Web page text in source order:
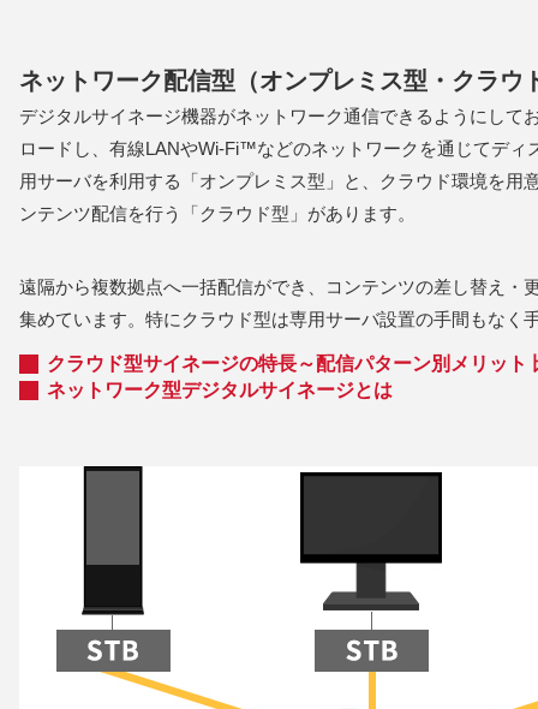
ネットワーク配信型（オンプレミス型・クラウ
デジタルサイネージ機器がネットワーク通信できるようにして
ロードし、有線LANやWi-Fi™などのネットワークを通じてディ
用サーバを利用する「オンプレミス型」と、クラウド環境を用
ンテンツ配信を行う「クラウド型」があります。
遠隔から複数拠点へ一括配信ができ、コンテンツの差し替え・
集めています。特にクラウド型は専用サーバ設置の手間もなく
クラウド型サイネージの特長～配信パターン別メリット
ネットワーク型デジタルサイネージとは